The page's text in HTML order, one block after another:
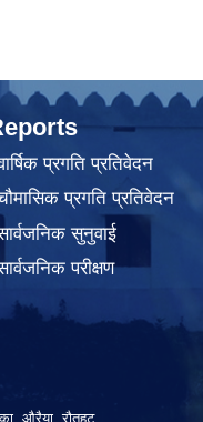
प्रगति प्रतिवेदन
प्रगति प्रतिवेदन
सुनुवाई
परीक्षण
औरैया, रौतहट